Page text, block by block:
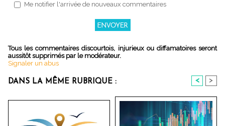
Me notifier l'arrivée de nouveaux commentaires
Tous les commentaires discourtois, injurieux ou diffamatoires seront
aussitôt supprimés par le modérateur.
Signaler un abus
DANS LA MÊME RUBRIQUE : < >